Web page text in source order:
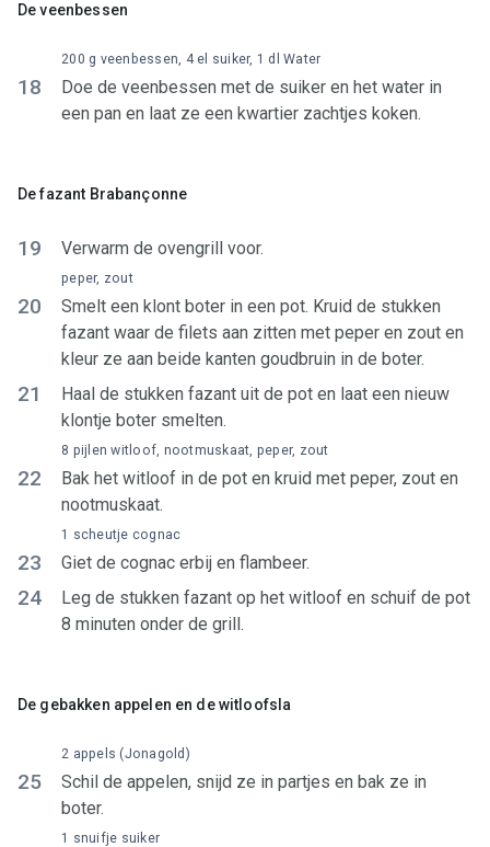
De veenbessen
18
Doe de veenbessen met de suiker en het water in
een pan en laat ze een kwartier zachtjes koken.
200 g veenbessen, 4 el suiker, 1 dl Water
De fazant Brabançonne
19 Verwarm de ovengrill voor.
20
Smelt een klont boter in een pot. Kruid de stukken
fazant waar de filets aan zitten met peper en zout en
kleur ze aan beide kanten goudbruin in de boter.
peper, zout
21
Haal de stukken fazant uit de pot en laat een nieuw
klontje boter smelten.
22
Bak het witloof in de pot en kruid met peper, zout en
nootmuskaat.
8 pijlen witloof, nootmuskaat, peper, zout
23 Giet de cognac erbij en flambeer.
1 scheutje cognac
24
Leg de stukken fazant op het witloof en schuif de pot
8 minuten onder de grill.
De gebakken appelen en de witloofsla
25
Schil de appelen, snijd ze in partjes en bak ze in
boter.
2 appels (Jonagold)
1 snuifje suiker